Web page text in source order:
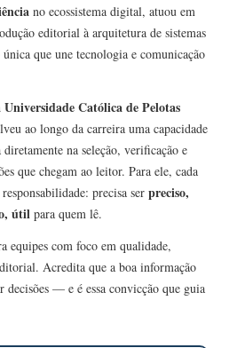
no ecossistema digital, atuou em
editorial à arquitetura de sistemas
que une tecnologia e comunicação
Católica de Pelotas
ao longo da carreira uma capacidade
na seleção, verificação e
que chegam ao leitor. Para ele, cada
precisa ser preciso,
útil para quem lê.
equipes com foco em qualidade,
Acredita que a boa informação
decisões — e é essa convicção que guia